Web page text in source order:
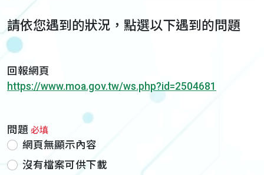
請依您遇到的狀況，點選以下遇到的問題
回報網頁
https://www.moa.gov.tw/ws.php?id=2504681
問題 必填
網頁無顯示內容
沒有檔案可供下載